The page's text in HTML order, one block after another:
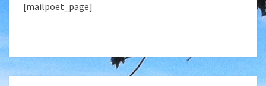
[mailpoet_page]